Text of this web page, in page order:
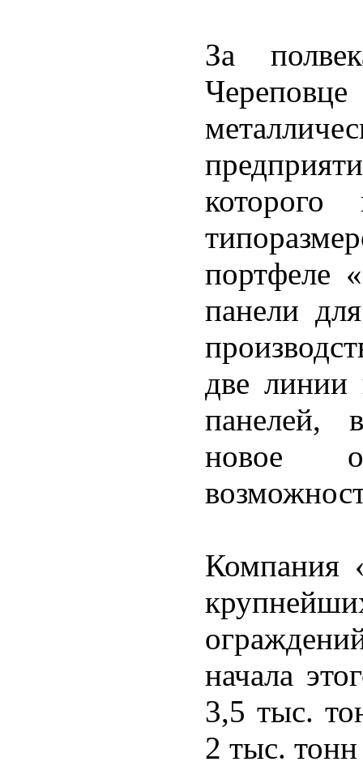
За
портфеле
панели
две линии
панелей,
новое
Компания
начала
3,5 тыс.
2 тыс.